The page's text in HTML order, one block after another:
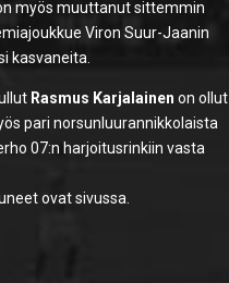
myös muuttanut sittemmin
Viron Suur-Jaanin
kasvaneita.
Rasmus Karjalainen on ollut
pari norsunluurannikkolaista
07:n harjoitusrinkiin vasta
ovat sivussa.